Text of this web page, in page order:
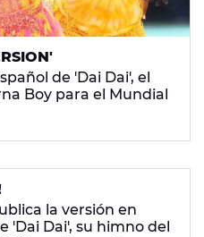
de 'Dai Dai', el
Boy para el Mundial
la versión en
'Dai Dai', su himno del